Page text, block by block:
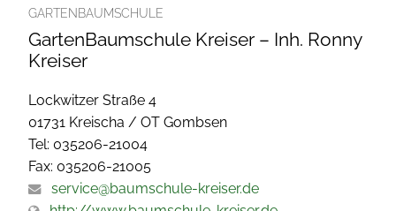
GARTENBAUMSCHULE
GartenBaumschule Kreiser – Inh. Ronny
Kreiser
Lockwitzer Straße 4
01731 Kreischa / OT Gombsen
Tel: 035206-21004
Fax: 035206-21005
service@baumschule-kreiser.de